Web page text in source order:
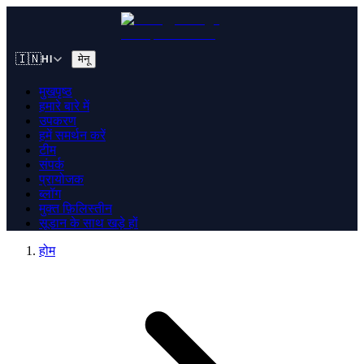
🇮🇳HI मेनू
मुखपृष्ठ
हमारे बारे में
उपकरण
हमें समर्थन करें
टीम
संपर्क
प्रायोजक
ब्लॉग
मुक्त फ़िलिस्तीन
सूडान के साथ खड़े हों
होम